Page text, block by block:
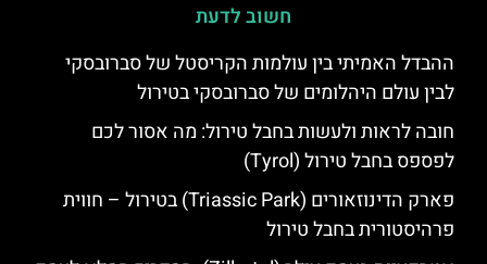
חשוב לדעת
ההבדל האמיתי בין עולמות הקריסטל של סברובסקי
לבין עולם היהלומים של סברובסקי בטירול
חובה לראות ולעשות בחבל טירול: מה אסור לכם
לפספס בחבל טירול (Tyrol)
פארק הדינוזאורים (Triassic Park) בטירול – חווית
פרהיסטורית בחבל טירול